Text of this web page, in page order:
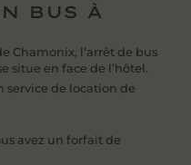
BUS À
Chamonix, l’arrêt de bus
situe en face de l’hôtel.
service de location de
avez un forfait de